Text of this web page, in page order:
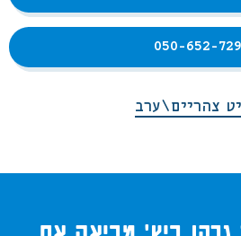
050-652-
צהריים\ערב